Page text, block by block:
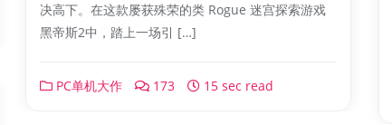
决高下。在这款屡获殊荣的类 Rogue 迷宫探索游戏
黑帝斯2中，踏上一场引 […]
PC单机大作 173 15 sec read